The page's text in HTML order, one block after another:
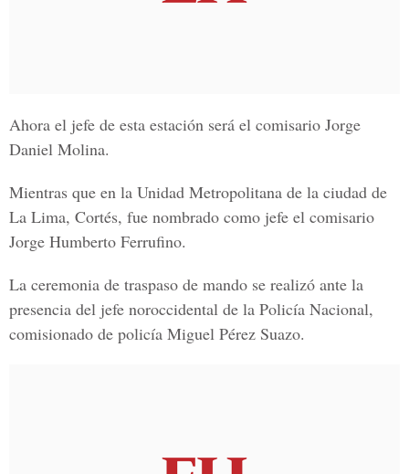
Ahora el jefe de esta estación será el comisario Jorge
Daniel Molina.
Mientras que en la Unidad Metropolitana de la ciudad de
La Lima, Cortés, fue nombrado como jefe el comisario
Jorge Humberto Ferrufino.
La ceremonia de traspaso de mando se realizó ante la
presencia del jefe noroccidental de la Policía Nacional,
comisionado de policía Miguel Pérez Suazo.